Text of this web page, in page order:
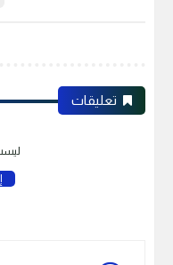
تعليقات